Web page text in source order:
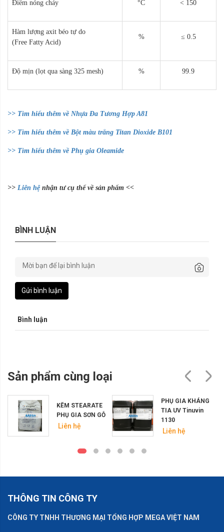
Điểm nóng chảy °C < 150
Hàm lượng axit béo tự do
(Free Fatty Acid)
% ≤ 0.5
Độ mịn (lọt qua sàng 325 mesh) % 99.9
>> Tìm hiểu thêm về Nhựa Đa Tương Hợp A81
>> Tìm hiểu thêm về Bột màu trắng Titan Dioxide B101
>> Tìm hiểu thêm về Phụ gia Oleamide
>> Liên hệ nhận tư cụ thể về sản phẩm <<
BÌNH LUẬN
Gửi bình luận
Bình luận
Sản phẩm cùng loại
KẼM STEARATE
PHỤ GIA SƠN GỖ
Liên hệ
PHỤ GIA KHÁNG
TIA UV Tinuvin
1130
Liên hệ
THÔNG TIN CÔNG TY
CÔNG TY TNHH THƯƠNG MẠI TỔNG HỢP MEGA VIỆT NAM